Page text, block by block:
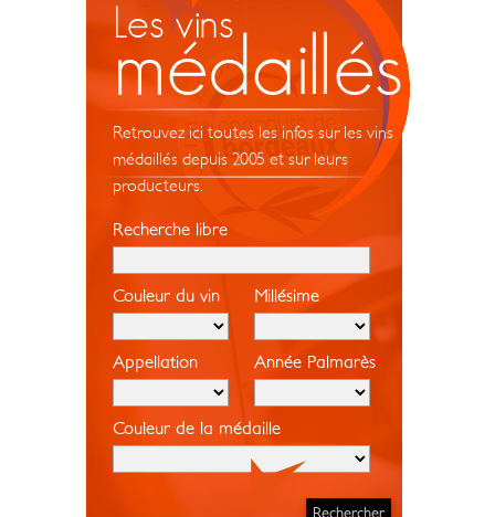
Les vins
médaillés
Retrouvez ici toutes les infos sur les vins
médaillés depuis 2005 et sur leurs
producteurs.
Recherche libre
Couleur du vin Millésime
Appellation Année Palmarès
Couleur de la médaille